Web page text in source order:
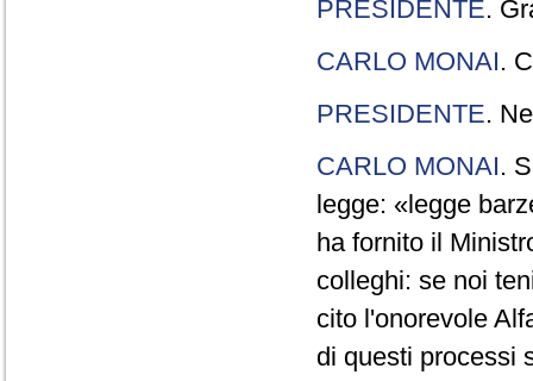
PRESIDENTE.
CARLO MONAI.
PRESIDENTE.
CARLO MONAI.
legge: «legge
ha fornito il
colleghi: se noi
cito l'onorevole
di questi processi